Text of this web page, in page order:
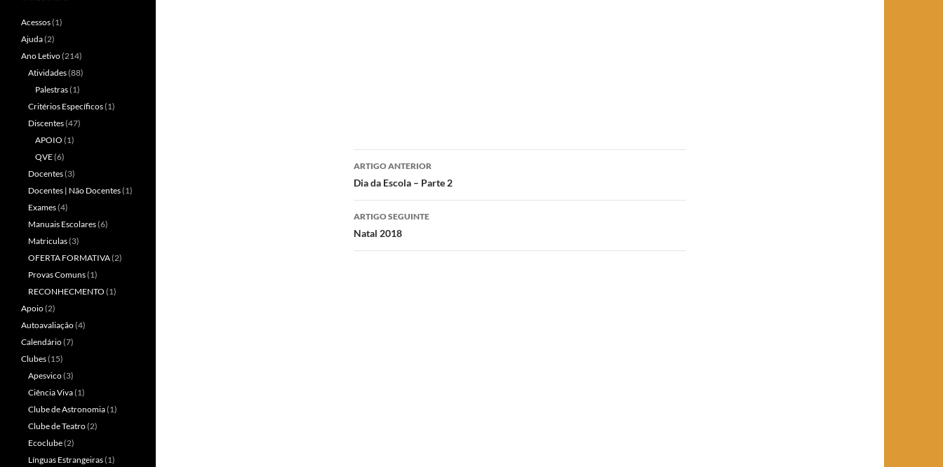
Navegação
de
artigos
ARTIGO ANTERIOR
Dia da Escola – Parte 2
ARTIGO SEGUINTE
Natal 2018
Acessos(1)
Ajuda(2)
Ano Letivo(214)
Atividades(88)
Palestras(1)
Critérios Específicos(1)
Discentes(47)
APOIO (1)
QVE(6)
Docentes(3)
Docentes | Não Docentes(1)
Exames(4)
Manuais Escolares(6)
Matriculas(3)
OFERTA FORMATIVA(2)
Provas Comuns(1)
RECONHECMENTO (1)
Apoio(2)
Autoavaliação(4)
Calendário(7)
Clubes(15)
Apesvico(3)
Ciência Viva(1)
Clube de Astronomia(1)
Clube de Teatro(2)
Ecoclube(2)
Línguas Estrangeiras(1)